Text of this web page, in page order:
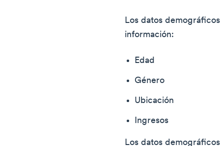
Los datos
información:
Edad
Género
Ubicación
Ingresos
Los datos